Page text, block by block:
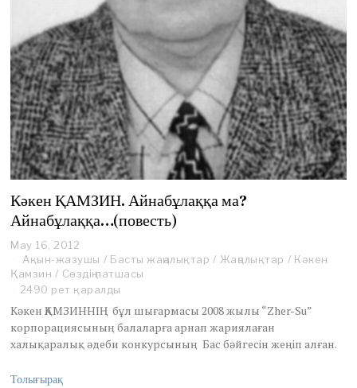
Кәкен ҚАМЗИН. Айнабұлаққа ма?
Айнабұлаққа…(повесть)
May 16, 2012
a
y
1
,
2
0
Ақын-жазушы / Басты жаңалықтар / Жаңалықтар / Кәкен
Қамзин / Сөздің патшасы
2490 рет қаралды
Кәкен ҚАМЗИННІҢ бұл шығармасы 2008 жылы “Zher-Su”
корпорациясының балаларға арнап жариялаған
халықаралық әдеби конкурсының Бас бәйгесін жеңіп алған.
Толығырақ